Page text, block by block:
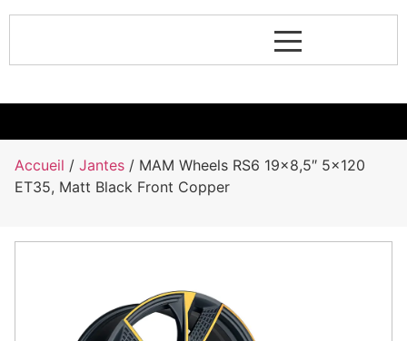
Accueil / Jantes / MAM Wheels RS6 19×8,5″ 5×120
ET35, Matt Black Front Copper